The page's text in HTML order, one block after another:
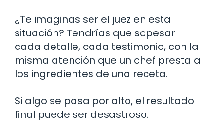
¿Te imaginas ser el juez en esta
situación? Tendrías que sopesar
cada detalle, cada testimonio, con la
misma atención que un chef presta a
los ingredientes de una receta.
Si algo se pasa por alto, el resultado
final puede ser desastroso.